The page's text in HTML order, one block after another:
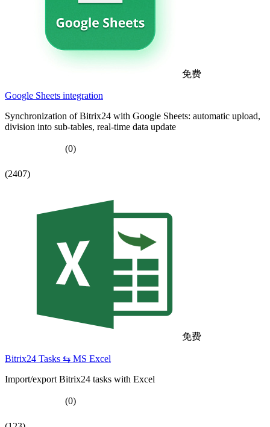
免费
Google Sheets integration
Synchronization of Bitrix24 with Google Sheets: automatic upload,
division into sub-tables, real-time data update
(0)
(2407)
免费
Bitrix24 Tasks ⇆ MS Excel
Import/export Bitrix24 tasks with Excel
(0)